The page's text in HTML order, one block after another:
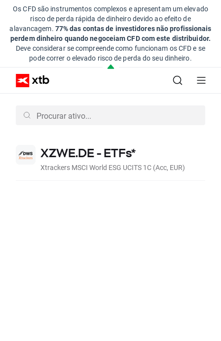
Os CFD são instrumentos complexos e apresentam um elevado
risco de perda rápida de dinheiro devido ao efeito de
alavancagem. 77% das contas de investidores não profissionais
perdem dinheiro quando negoceiam CFD com este distribuidor.
Deve considerar se compreende como funcionam os CFD e se
pode correr o elevado risco de perda do seu dinheiro.
XZWE.DE - ETFs*
Xtrackers MSCI World ESG UCITS 1C (Acc, EUR)